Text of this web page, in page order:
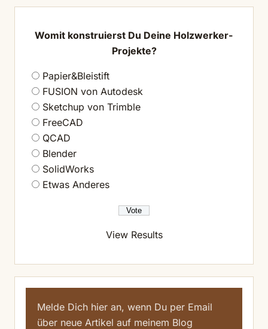
Womit konstruierst Du Deine Holzwerker-
Projekte?
Papier&Bleistift
FUSION von Autodesk
Sketchup von Trimble
FreeCAD
QCAD
Blender
SolidWorks
Etwas Anderes
View Results
Melde Dich hier an, wenn Du per Email
über neue Artikel auf meinem Blog